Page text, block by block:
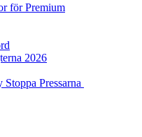
för Premium
2026
Pressarna